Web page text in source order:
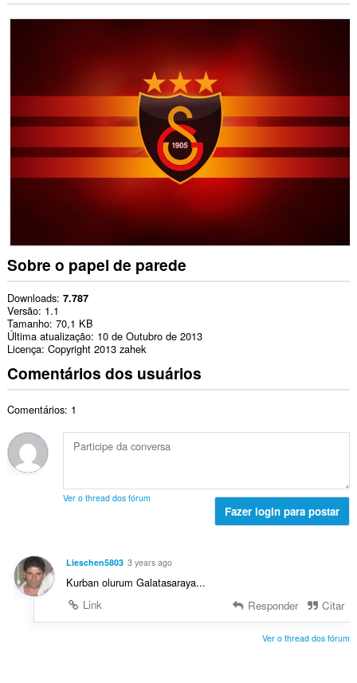
Sobre o papel de parede
Downloads 7.787
Versão 1.1
Tamanho 70,1 KB
Última atualização 10 de Outubro de 2013
Licença Copyright 2013 zahek
Comentários dos usuários
Comentários: 1
Ver o thread dos fórum
Fazer login para postar
Lieschen5803 3 years ago
Kurban olurum Galatasaraya...
Link
Responder Citar
Ver o thread dos fórum